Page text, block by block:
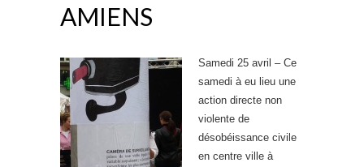
AMIENS
Samedi 25 avril – Ce
samedi à eu lieu une
action directe non
violente de
désobéissance civile
en centre ville à